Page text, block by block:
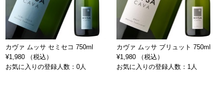
カヴァ ムッサ セミセコ 750ml
¥1,980 （税込）
お気に入りの登録人数：0人
カヴァ ムッサ ブリュット 750ml
¥1,980 （税込）
お気に入りの登録人数：1人